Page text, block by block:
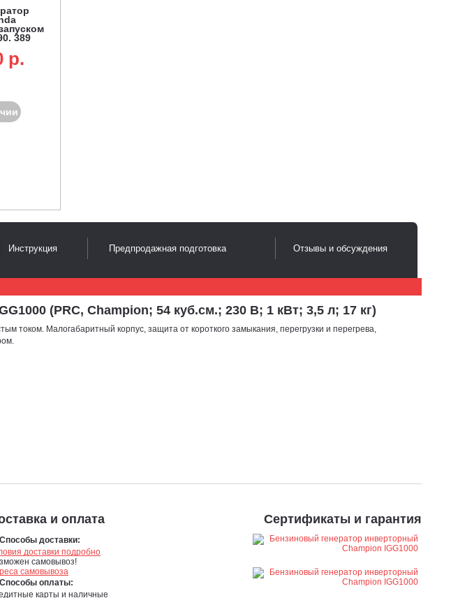
389
p.
(PRC, Champion; 54 куб.см.; 230 В; 1 кВт; 3,5 л; 17 кг)
током. Малогабаритный корпус, защита от короткого замыкания, перегрузки и перегрева,
и оплата
Способы доставки:
доставки подробно
самовывоз!
самовывоза
Способы оплаты:
карты и наличные
Сертификаты и гарантия
Инструкция Предпродажная подготовка Отзывы и обсуждения